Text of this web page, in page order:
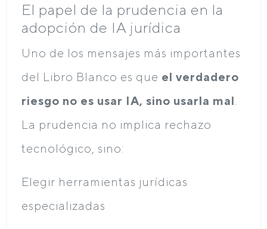
El papel de la prudencia en la
adopción de IA jurídica
Uno de los mensajes más importantes
del Libro Blanco es que el verdadero
riesgo no es usar IA, sino usarla mal
La prudencia no implica rechazo
tecnológico, sino:
Elegir herramientas jurídicas
especializadas